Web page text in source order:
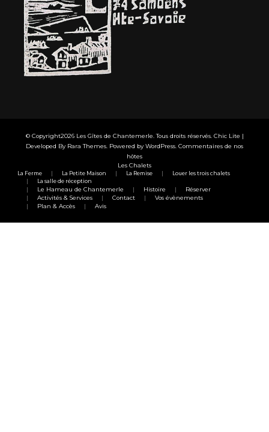
© Copyright2026 Les Gîtes de Chantemerle . Tous droits réservés. Chic Lite |
Developed By Rara Themes . Powered by WordPress Commentaires de nos
hôtes
Les Chalets
La Ferme La Petite Maison La Remise
Louer les trois chalets
La salle de réception
Le Hameau de Chantemerle Histoire
Réserver
Activités & Services
Contact
Vos évènements
Plan & Accès
Avis